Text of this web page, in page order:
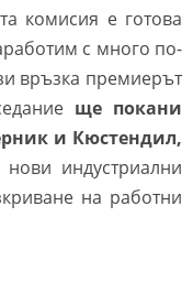
комисия е готова
с много по-
връзка премиерът
ще покани
и Кюстендил,
индустриални
на работни